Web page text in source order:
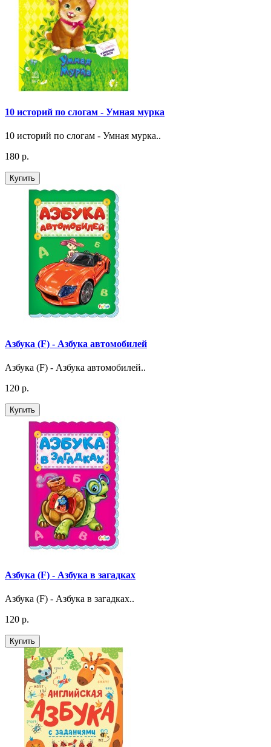
10 историй по слогам - Умная мурка
10 историй по слогам - Умная мурка..
180 р.
Купить
Азбука (F) - Азбука автомобилей
Азбука (F) - Азбука автомобилей..
120 р.
Купить
Азбука (F) - Азбука в загадках
Азбука (F) - Азбука в загадках..
120 р.
Купить